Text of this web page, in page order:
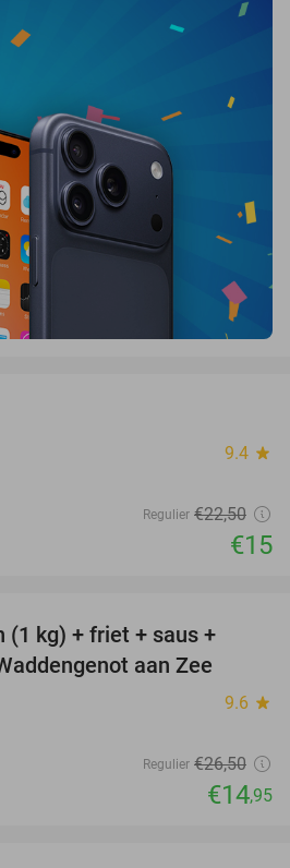
9.4 star
Regulier €22,50
€15
(1 kg) + friet + saus +
aan Zee
9.6 star
Regulier €26,50
€14,95